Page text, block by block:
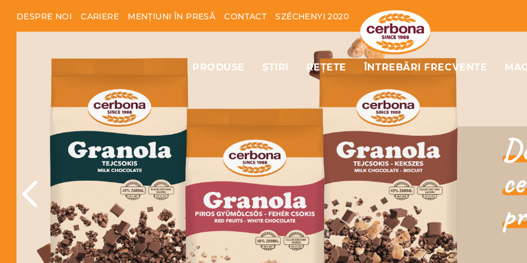
DESPRE NOI CARIERE MENȚIUNI ÎN PRESĂ CONTACT SZÉCHENYI 2020
PRODUSE ȘTIRI REȚETE ÎNTREBĂRI FRECVENTE
Previous